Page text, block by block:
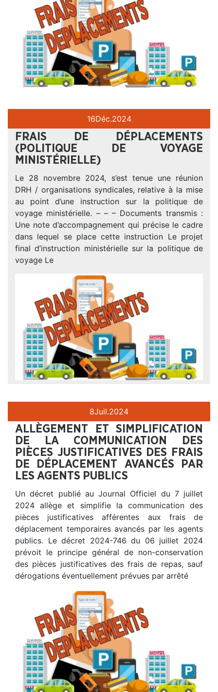
16Déc.2024
FRAIS DE DÉPLACEMENTS
(POLITIQUE DE VOYAGE
MINISTÉRIELLE)
Le 28 novembre 2024, s’est tenue une réunion
DRH / organisations syndicales, relative à la mise
au point d’une instruction sur la politique de
voyage ministérielle. – – – Documents transmis :
Une note d’accompagnement qui précise le cadre
dans lequel se place cette instruction Le projet
final d’instruction ministérielle sur la politique de
voyage Le
8Juil.2024
ALLÈGEMENT ET SIMPLIFICATION
DE LA COMMUNICATION DES
PIÈCES JUSTIFICATIVES DES FRAIS
DE DÉPLACEMENT AVANCÉS PAR
LES AGENTS PUBLICS
Un décret publié au Journal Officiel du 7 juillet
2024 allège et simplifie la communication des
pièces justificatives afférentes aux frais de
déplacement temporaires avancés par les agents
publics. Le décret 2024-746 du 06 juillet 2024
prévoit le principe général de non-conservation
des pièces justificatives des frais de repas, sauf
dérogations éventuellement prévues par arrêté